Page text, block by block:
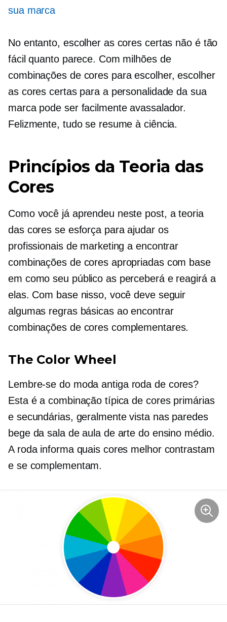
sua marca
No entanto, escolher as cores certas não é tão
fácil quanto parece. Com milhões de
combinações de cores para escolher, escolher
as cores certas para a personalidade da sua
marca pode ser facilmente avassalador.
Felizmente, tudo se resume à ciência.
Princípios da Teoria das
Cores
Como você já aprendeu neste post, a teoria
das cores se esforça para ajudar os
profissionais de marketing a encontrar
combinações de cores apropriadas com base
em como seu público as perceberá e reagirá a
elas. Com base nisso, você deve seguir
algumas regras básicas ao encontrar
combinações de cores complementares.
The Color Wheel
Lembre-se do moda antigaroda de cores?
Esta é a combinação típica de cores primárias
e secundárias, geralmente vista nas paredes
bege da sala de aula de arte do ensino médio.
A roda informa quais cores melhor contrastam
e se complementam.